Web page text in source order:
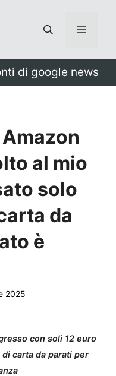
Menu
di google news
al mio
solo
da
è
2025
con soli 12 euro
carta da parati per